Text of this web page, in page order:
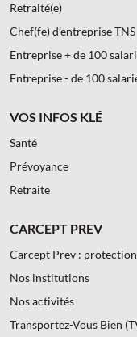
Retraité(e)
Chef(fe) d’entreprise TNS
Entreprise + de 100
Entreprise - de 100
VOS INFOS KLÉ
Santé
Prévoyance
Retraite
CARCEPT PREV
Carcept Prev :
Nos institutions
Nos activités
Transportez-Vous Bien